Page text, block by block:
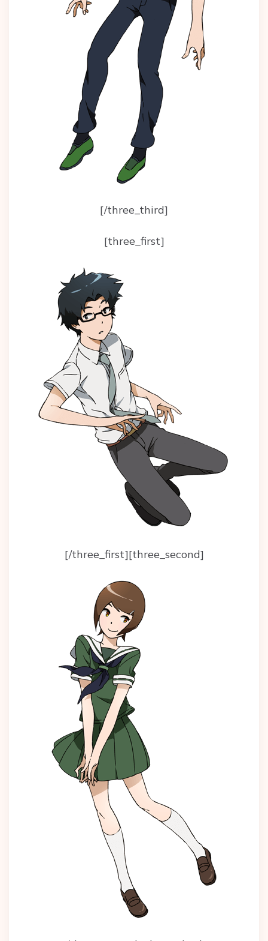
[/three_third]
[three_first]
[/three_first][three_second]